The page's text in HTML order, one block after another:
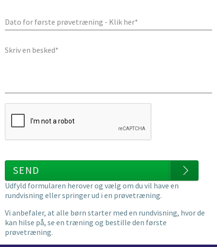
De små Tigere (7-10 år) - tirsdag & torsdag
De Voksne (16+ år og op) - tirsdag &
SEND
Udfyld formularen herover og vælg om du vil have en
rundvisning eller springer ud i en prøvetræning.
Vi anbefaler, at alle børn starter med en rundvisning, hvor de
kan hilse på, se en træning og bestille den første
prøvetræning.